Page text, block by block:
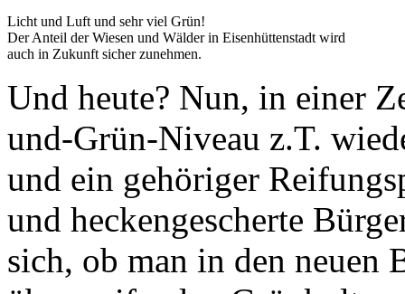
Licht und Luft und sehr viel Grün!
Der Anteil der Wiesen und Wälder in Eisenhüttenstadt wird
auch in Zukunft sicher zunehmen.
Und heute? Nun, in einer
und-Grün-Niveau z.T.
und ein gehöriger
und heckengescherte
sich, ob man in den neuen